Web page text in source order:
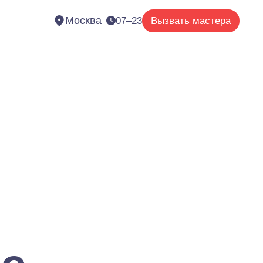
Москва 07–23 Вызвать мастера